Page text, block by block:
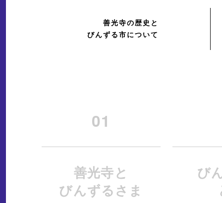
善光寺の歴史と
びんずる市について
01
善光寺と
びんずるさま
び